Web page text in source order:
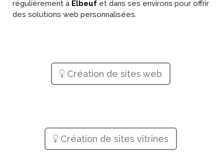
régulièrement à Elbeuf et dans ses environs pour offrir
des solutions web personnalisées.
Création de sites web
Création de sites vitrines